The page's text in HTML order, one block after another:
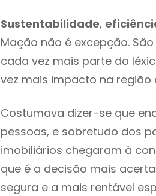
Sustentabilidade,
Mação não é excepção.
cada vez mais parte do
vez mais impacto na região
Costumava dizer-se que
pessoas, e sobretudo dos
imobiliários chegaram à
que é a decisão mais
segura e a mais rentável